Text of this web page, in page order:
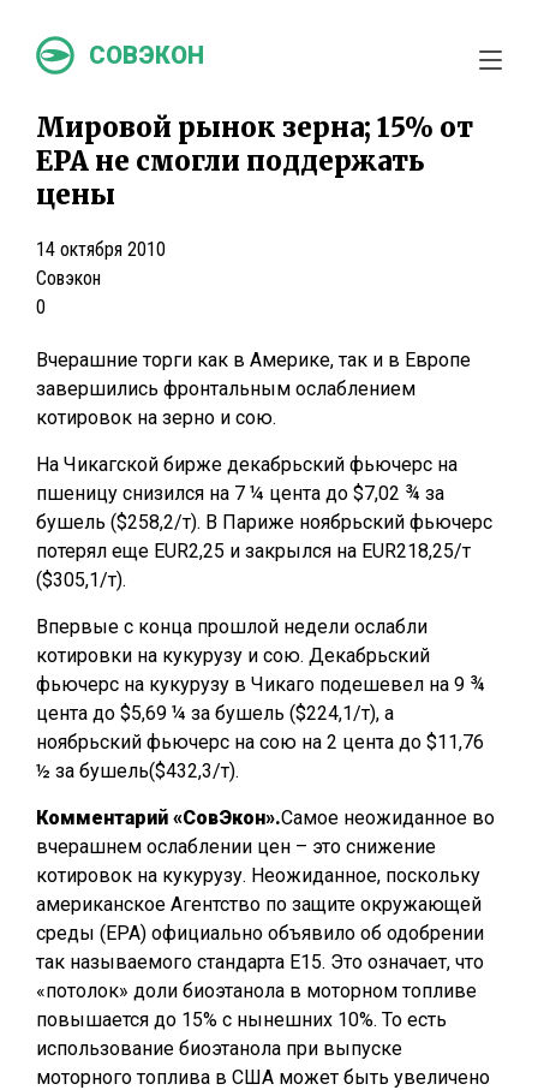
СОВЭКОН
Мировой рынок зерна; 15% от
EPA не смогли поддержать
цены
14 октября 2010
Совэкон
0
Вчерашние торги как в Америке, так и в Европе
завершились фронтальным ослаблением
котировок на зерно и сою.
На Чикагской бирже декабрьский фьючерс на
пшеницу снизился на 7 ¼ цента до $7,02 ¾ за
бушель ($258,2/т). В Париже ноябрьский фьючерс
потерял еще EUR2,25 и закрылся на EUR218,25/т
($305,1/т).
Впервые с конца прошлой недели ослабли
котировки на кукурузу и сою. Декабрьский
фьючерс на кукурузу в Чикаго подешевел на 9 ¾
цента до $5,69 ¼ за бушель ($224,1/т), а
ноябрьский фьючерс на сою на 2 цента до $11,76
½ за бушель($432,3/т).
Комментарий «СовЭкон».Самое неожиданное во
вчерашнем ослаблении цен – это снижение
котировок на кукурузу. Неожиданное, поскольку
американское Агентство по защите окружающей
среды (EPA) официально объявило об одобрении
так называемого стандарта Е15. Это означает, что
«потолок» доли биоэтанола в моторном топливе
повышается до 15% с нынешних 10%. То есть
использование биоэтанола при выпуске
моторного топлива в США может быть увеличено